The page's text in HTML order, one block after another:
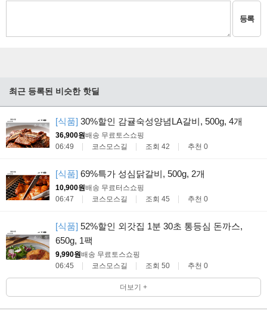
등록
최근 등록된 비슷한 핫딜
[식품] 30%할인 감귤숙성양념LA갈비, 500g, 4개
36,900원배송 무료토스쇼핑
06:49
코스모스길 조회 42 추천 0
[식품] 69%특가 성심닭갈비, 500g, 2개
10,900원배송 무료터스쇼핑
06:47
코스모스길 조회 45 추천 0
[식품] 52%할인 외갓집 1분 30초 통등심 돈까스,
650g, 1팩
9,990원배송 무료토스쇼핑
06:45
코스모스길 조회 50 추천 0
더보기 +